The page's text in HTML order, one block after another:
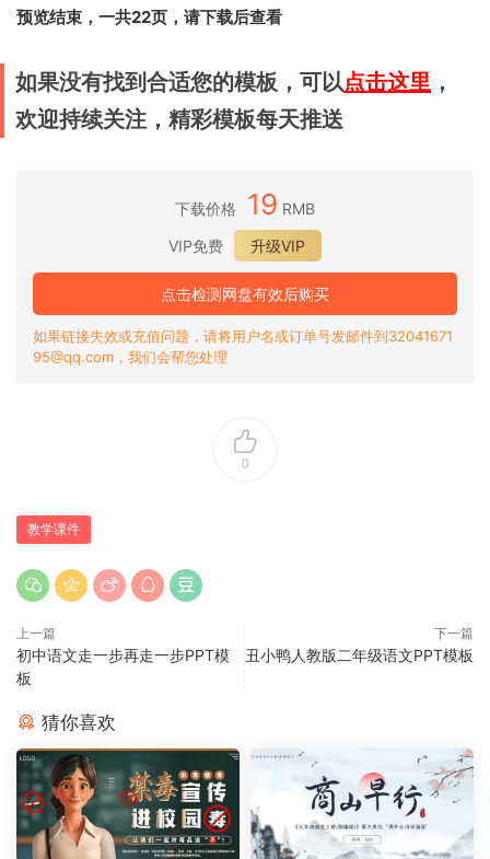
预览结束，一共22页，请下载后查看
如果没有找到合适您的模板，可以点击这里 ，
欢迎持续关注，精彩模板每天推送
下载价格 19 RMB
VIP免费
升级VIP
点击检测网盘有效后购买
如果链接失效或充值问题，请将用户名或订单号发邮件到32041671
95@qq.com，我们会帮您处理
0
教学课件
上一篇
初中语文走一步再走一步PPT模
板
下一篇
丑小鸭人教版二年级语文PPT模板
猜你喜欢